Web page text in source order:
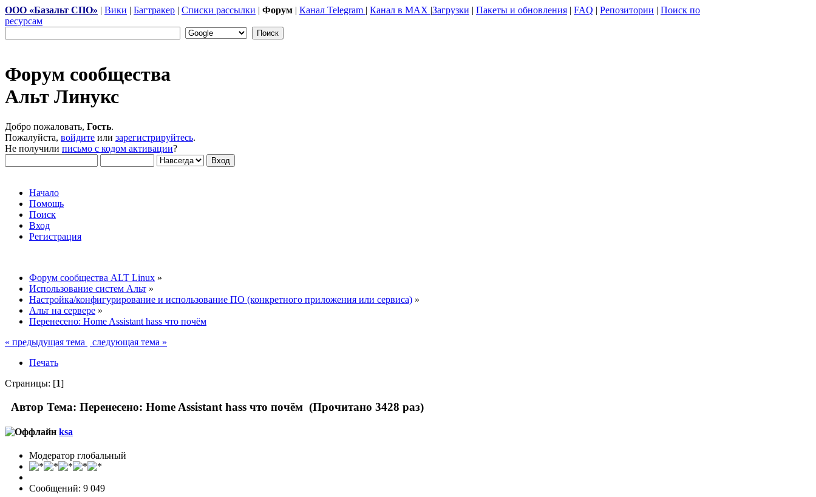
ООО «Базальт СПО» | Вики | Багтракер | Списки рассылки | Форум | Канал Telegram | Канал в MAX |Загрузки | Пакеты и обновления | FAQ | Репозитории | Поиск по
ресурсам
Форум сообщества
Альт Линукс
Добро пожаловать, Гость.
Пожалуйста, войдите или зарегистрируйтесь.
Не получили письмо с кодом активации?
Начало
Помощь
Поиск
Вход
Регистрация
Форум сообщества ALT Linux »
Использование систем Альт »
Настройка/конфигурирование и использование ПО (конкретного приложения или сервиса) »
Альт на сервере »
Перенесено: Home Assistant hass что почём
« предыдущая тема
следующая тема »
Печать
Страницы: [1]
Автор Тема: Перенесено: Home Assistant hass что почём (Прочитано 3428 раз)
ksa
Модератор глобальный
Сообщений: 9 049